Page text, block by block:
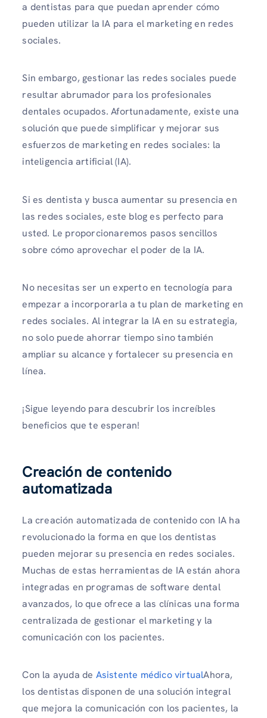
a dentistas para que puedan aprender cómo
pueden utilizar la IA para el marketing en redes
sociales.
Sin embargo, gestionar las redes sociales puede
resultar abrumador para los profesionales
dentales ocupados. Afortunadamente, existe una
solución que puede simplificar y mejorar sus
esfuerzos de marketing en redes sociales: la
inteligencia artificial (IA).
Si es dentista y busca aumentar su presencia en
las redes sociales, este blog es perfecto para
usted. Le proporcionaremos pasos sencillos
sobre cómo aprovechar el poder de la IA.
No necesitas ser un experto en tecnología para
empezar a incorporarla a tu plan de marketing en
redes sociales. Al integrar la IA en su estrategia,
no solo puede ahorrar tiempo sino también
ampliar su alcance y fortalecer su presencia en
línea.
¡Sigue leyendo para descubrir los increíbles
beneficios que te esperan!
Creación de contenido
automatizada
La creación automatizada de contenido con IA ha
revolucionado la forma en que los dentistas
pueden mejorar su presencia en redes sociales.
Muchas de estas herramientas de IA están ahora
integradas en programas de software dental
avanzados, lo que ofrece a las clínicas una forma
centralizada de gestionar el marketing y la
comunicación con los pacientes.
Con la ayuda de Asistente médico virtualAhora,
los dentistas disponen de una solución integral
que mejora la comunicación con los pacientes, la